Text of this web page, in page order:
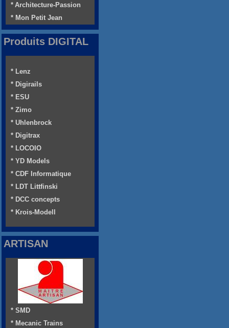
* Architecture-Passion
* Mon Petit Jean
Produits DIGITAL
* Lenz
* Digirails
* ESU
* Zimo
* Uhlenbrock
* Digitrax
* LOCOIO
* YD Models
* CDF Informatique
* LDT Littfinski
* DCC concepts
* Krois-Modell
ARTISAN
* SMD
* Mecanic Trains